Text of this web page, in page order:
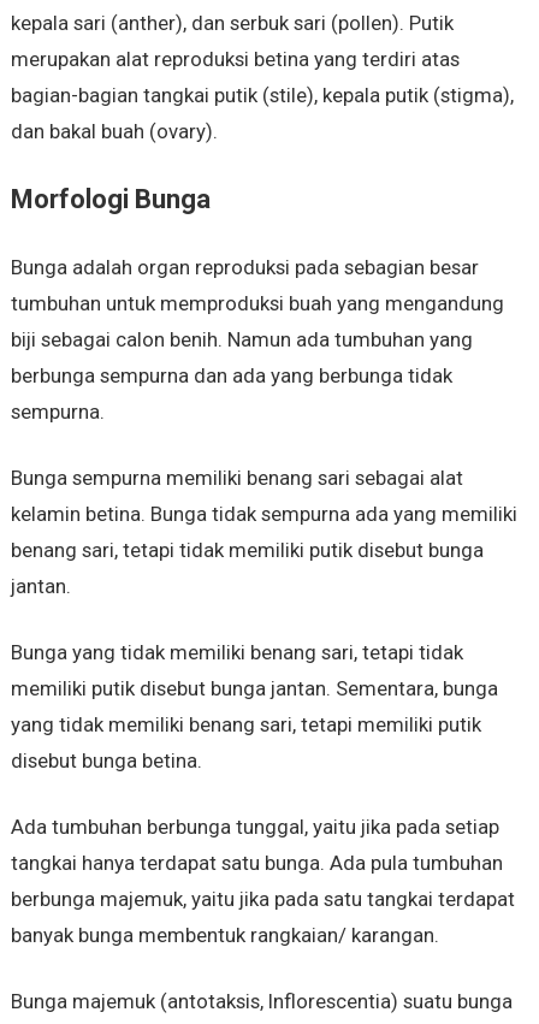
kepala sari (anther), dan serbuk sari (pollen). Putik
merupakan alat reproduksi betina yang terdiri atas
bagian-bagian tangkai putik (stile), kepala putik (stigma),
dan bakal buah (ovary).
Morfologi Bunga
Bunga adalah organ reproduksi pada sebagian besar
tumbuhan untuk memproduksi buah yang mengandung
biji sebagai calon benih. Namun ada tumbuhan yang
berbunga sempurna dan ada yang berbunga tidak
sempurna.
Bunga sempurna memiliki benang sari sebagai alat
kelamin betina. Bunga tidak sempurna ada yang memiliki
benang sari, tetapi tidak memiliki putik disebut bunga
jantan.
Bunga yang tidak memiliki benang sari, tetapi tidak
memiliki putik disebut bunga jantan. Sementara, bunga
yang tidak memiliki benang sari, tetapi memiliki putik
disebut bunga betina.
Ada tumbuhan berbunga tunggal, yaitu jika pada setiap
tangkai hanya terdapat satu bunga. Ada pula tumbuhan
berbunga majemuk, yaitu jika pada satu tangkai terdapat
banyak bunga membentuk rangkaian/ karangan.
Bunga majemuk (antotaksis, Inflorescentia) suatu bunga